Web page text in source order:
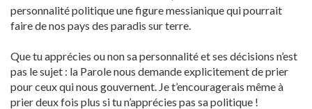
personnalité politique une figure messianique qui pourrait
faire de nos pays des paradis sur terre.
Que tu apprécies ou non sa personnalité et ses décisions n’est
pas le sujet : la Parole nous demande explicitement de prier
pour ceux qui nous gouvernent. Je t’encouragerais même à
prier deux fois plus si tu n’apprécies pas sa politique !